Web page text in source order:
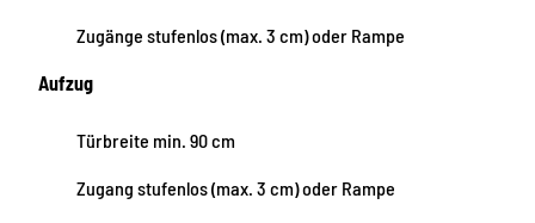
Zugänge stufenlos (max. 3 cm) oder Rampe
Aufzug
Türbreite min. 90 cm
Zugang stufenlos (max. 3 cm) oder Rampe